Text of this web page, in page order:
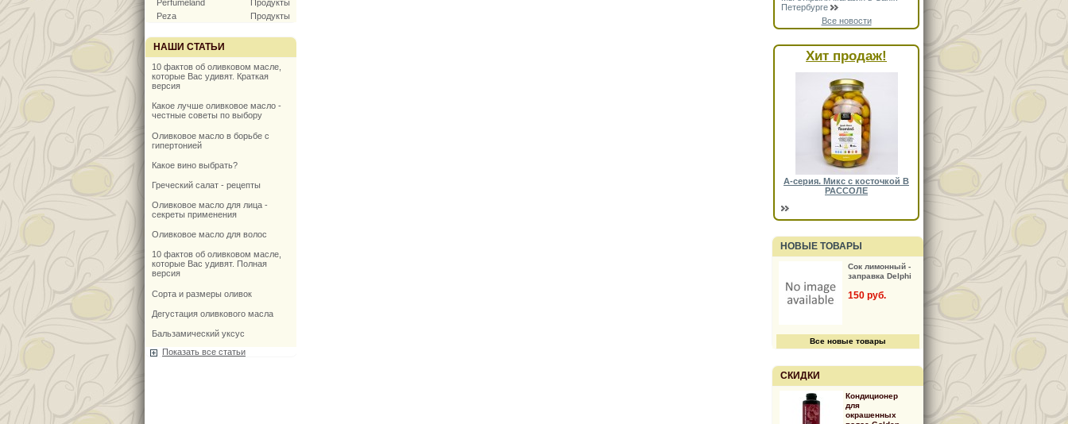
Perfumeland
Продукты
Peza
Продукты
НАШИ СТАТЬИ
10 фактов об оливковом масле,
которые Вас удивят. Краткая
версия
Какое лучше оливковое масло -
честные советы по выбору
Оливковое масло в борьбе с
гипертонией
Какое вино выбрать?
Греческий салат - рецепты
Оливковое масло для лица -
секреты применения
Оливковое масло для волос
10 фактов об оливковом масле,
которые Вас удивят. Полная
версия
Сорта и размеры оливок
Дегустация оливкового масла
Бальзамический уксус
Показать все статьи
Петербурге
Все новости
Хит продаж!
А-серия. Микс с косточкой В
РАССОЛЕ
НОВЫЕ ТОВАРЫ
Сок лимонный -
заправка Delphi
150 руб.
Все новые товары
СКИДКИ
Кондиционер
для
окрашенных